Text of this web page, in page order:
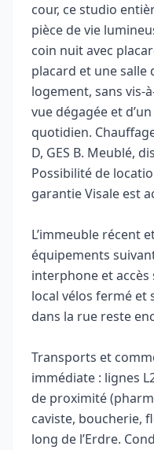
cour, ce studio
pièce de vie
coin nuit avec
placard et une salle
logement, sans
vue dégagée et
quotidien.
D, GES B. Meublé,
Possibilité de
garantie Visale est
L’immeuble récent
équipements
interphone et accès
local vélos fermé et
dans la rue reste
Transports et
immédiate : lignes
de proximité
caviste, boucherie,
long de l’Erdre.